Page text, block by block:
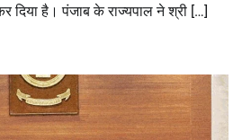
दिया है। पंजाब के राज्यपाल ने श्री […]